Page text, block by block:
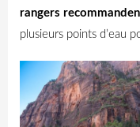
rangers
plusieurs points d’eau